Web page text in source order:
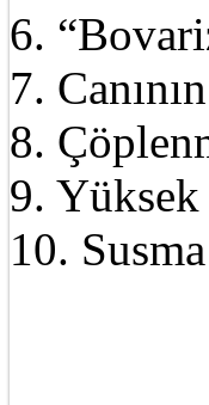
6.
7.
8.
9. Yüksek
10.